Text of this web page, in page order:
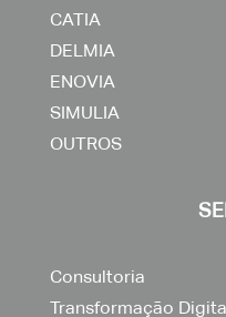
CATIA
DELMIA
ENOVIA
SIMULIA
OUTROS
Consultoria
Transformação